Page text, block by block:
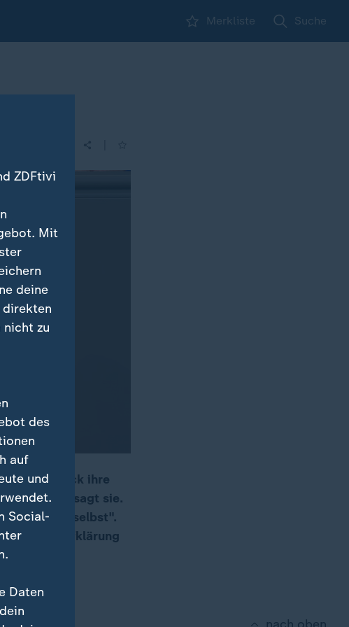
Merkliste Suche
Baerbock ihre
Menschen, sagt sie.
sich selbst".
mehr Aufklärung
ZDFtivi
Mit
deine
nicht zu
des
auf
und
Social-
Daten